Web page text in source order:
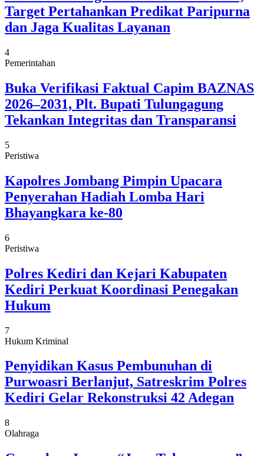
Target Pertahankan Predikat Paripurna
dan Jaga Kualitas Layanan
4
Pemerintahan
Buka Verifikasi Faktual Capim BAZNAS
2026–2031, Plt. Bupati Tulungagung
Tekankan Integritas dan Transparansi
5
Peristiwa
Kapolres Jombang Pimpin Upacara
Penyerahan Hadiah Lomba Hari
Bhayangkara ke-80
6
Peristiwa
Polres Kediri dan Kejari Kabupaten
Kediri Perkuat Koordinasi Penegakan
Hukum
7
Hukum Kriminal
Penyidikan Kasus Pembunuhan di
Purwoasri Berlanjut, Satreskrim Polres
Kediri Gelar Rekonstruksi 42 Adegan
8
Olahraga